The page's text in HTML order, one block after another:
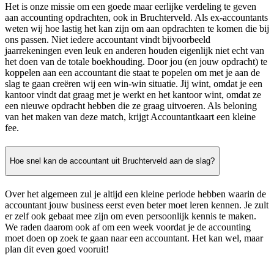
Het is onze missie om een goede maar eerlijke verdeling te geven
aan accounting opdrachten, ook in Bruchterveld. Als ex-accountants
weten wij hoe lastig het kan zijn om aan opdrachten te komen die bij
ons passen. Niet iedere accountant vindt bijvoorbeeld
jaarrekeningen even leuk en anderen houden eigenlijk niet echt van
het doen van de totale boekhouding. Door jou (en jouw opdracht) te
koppelen aan een accountant die staat te popelen om met je aan de
slag te gaan creëren wij een win-win situatie. Jij wint, omdat je een
kantoor vindt dat graag met je werkt en het kantoor wint, omdat ze
een nieuwe opdracht hebben die ze graag uitvoeren. Als beloning
van het maken van deze match, krijgt Accountantkaart een kleine
fee.
Hoe snel kan de accountant uit Bruchterveld aan de slag?
Over het algemeen zul je altijd een kleine periode hebben waarin de
accountant jouw business eerst even beter moet leren kennen. Je zult
er zelf ook gebaat mee zijn om even persoonlijk kennis te maken.
We raden daarom ook af om een week voordat je de accounting
moet doen op zoek te gaan naar een accountant. Het kan wel, maar
plan dit even goed vooruit!